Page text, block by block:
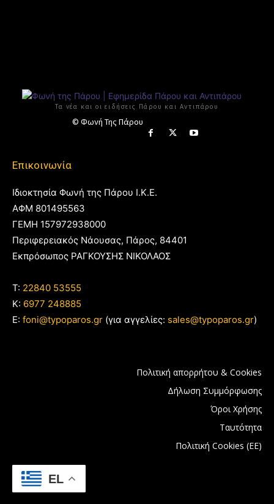
Τα νέα και οι ειδήσεις Πάρου και Αντιπάρου
© Φωνή Της Πάρου
Επικοινωνία
Ιδιοκτησία Φωνή της Πάρου Ι.Κ.Ε.
ΑΦΜ 801495563
ΓΕΜΗ 157972938000
Περιφερειακός Νάουσας, Πάρος, 84401
Εκπρόσωπος ΡΑΓΚΟΥΣΗΣ ΝΙΚΟΛΑΟΣ
T: 22840 53555
Κ: 6977 248885
E: foni@typoparos.gr (για αγγελίες: sales@typoparos.gr)
Πολιτική απορρήτου & Cookies
Δήλωση Συμμόρφωσης
Όροι Χρήσης
Ταυτότητα
Πολιτική Cookies (ΕΕ)
EL